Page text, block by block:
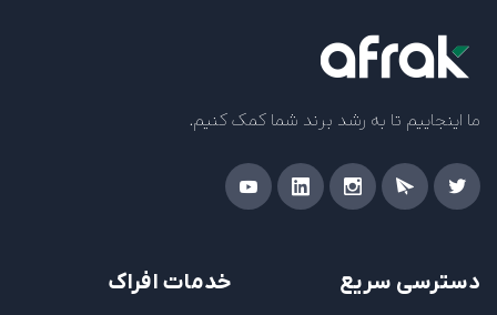
ما اینجاییم تا به رشد برند شما کمک کنیم.
دسترسی سریع خدمات افراک